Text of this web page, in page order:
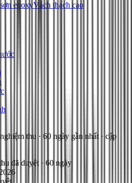
epoxyVách thạch cao
thu · 60 ngày gần nhất · cập
đã duyệt · 60 ngày